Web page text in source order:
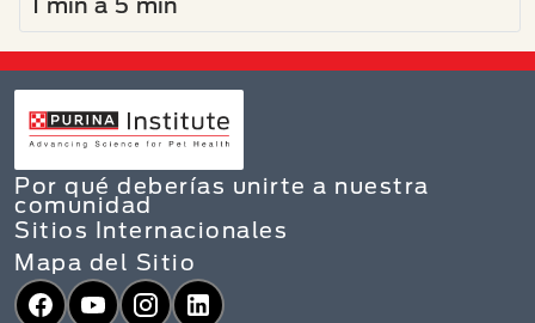
Por qué deberías unirte a nuestra
comunidad
Sitios Internacionales
Mapa del Sitio
Facebook
YouTubeInstagram
LinkedIn